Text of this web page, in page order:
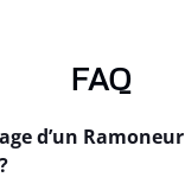
FAQ
d’un